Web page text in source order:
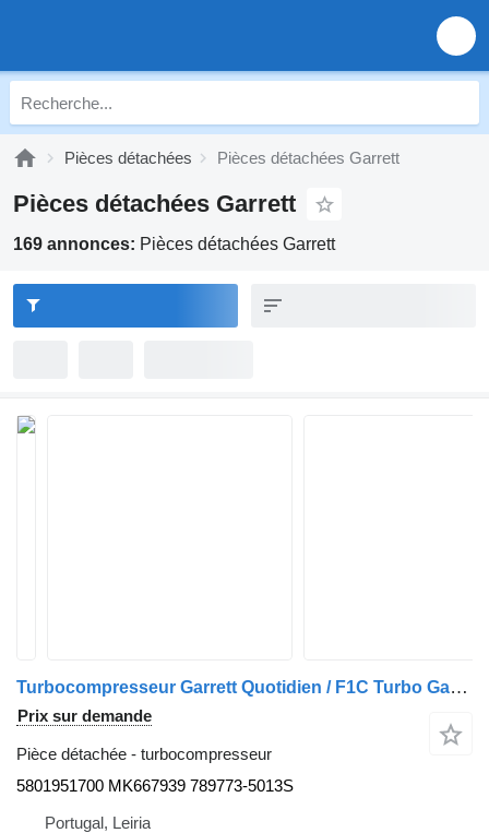
Pièces détachées Pièces détachées Garrett
Pièces détachées Garrett
169 annonces: Pièces détachées Garrett
Turbocompresseur Garrett Quotidien / F1C Turbo Garrett Mitsubishi Canter 5801951700 pour camion IVECO Daily, Mitsubishi Canter
Prix sur demande
Pièce détachée - turbocompresseur
5801951700 MK667939 789773-5013S
Portugal, Leiria